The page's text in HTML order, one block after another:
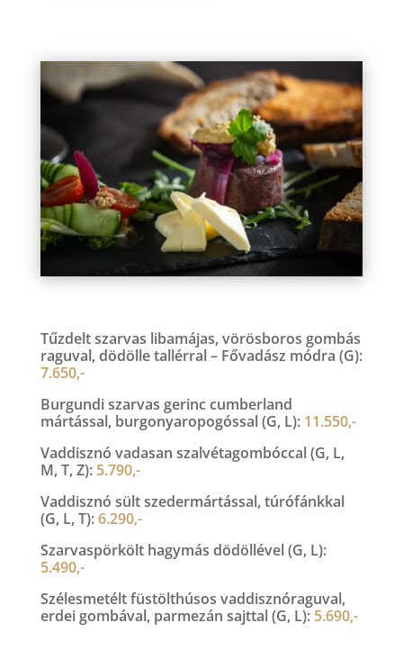
Tűzdelt szarvas libamájas, vörösboros gombás
raguval, dödölle tallérral – Fővadász módra (G):
7.650,-
Burgundi szarvas gerinc cumberland
mártással, burgonyaropogóssal (G, L): 11.550,-
Vaddisznó vadasan szalvétagombóccal (G, L,
M, T, Z): 5.790,-
Vaddisznó sült szedermártással, túrófánkkal
(G, L, T):6.290,-
Szarvaspörkölt hagymás dödöllével (G, L):
5.490,-
Szélesmetélt füstölthúsos vaddisznóraguval,
erdei gombával, parmezán sajttal (G, L): 5.690,-